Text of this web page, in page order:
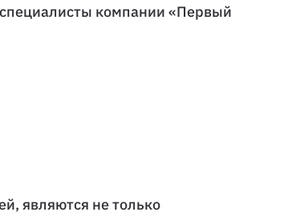
компании «Первый
являются не только